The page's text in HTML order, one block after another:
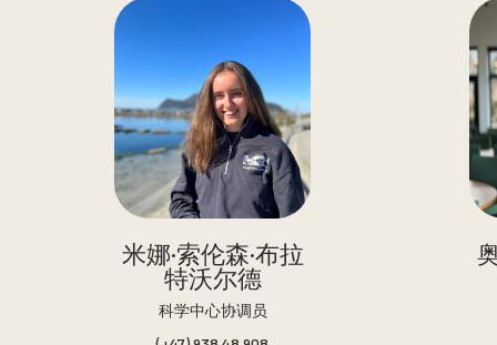
米娜·索伦森·布拉
特沃尔德
科学中心协调员